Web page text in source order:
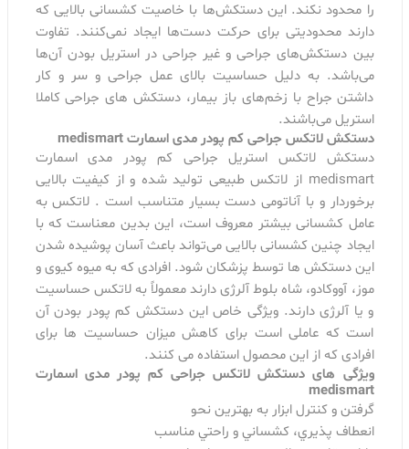
را محدود نکند. این دستکش‌ها با خاصیت کشسانی بالایی که
دارند محدودیتی برای حرکت دست‌ها ایجاد نمی‌کنند. تفاوت
بین دستکش‌های جراحی و غیر جراحی در استریل بودن آن‌ها
می‌باشد. به دلیل حساسیت بالای عمل جراحی و سر و کار
داشتن جراح با زخم‌های باز بیمار، دستکش های جراحی کاملا
استریل می‌باشند.
دستکش لاتکس جراحی کم پودر مدی اسمارت medismart
دستکش لاتکس استریل جراحی کم پودر مدی اسمارت
medismart از لاتکس طبیعی تولید شده و از کیفیت بالایی
برخوردار و با آناتومی دست بسیار متناسب است . لاتکس به
عامل کشسانی بیشتر معروف است، این بدین معناست که با
ایجاد چنین کشسانی بالایی می‌تواند باعث آسان پوشیده شدن
این دستکش ها توسط پزشکان شود. افرادی که به میوه کیوی و
موز، آووکادو، شاه بلوط آلرژی دارند معمولاً به لاتکس حساسیت
و یا آلرژی دارند. ویژگی خاص این دستکش کم پودر بودن آن
است که عاملی است برای کاهش میزان حساسیت ها برای
افرادی که از این محصول استفاده می کنند.
ویژگی های دستکش لاتکس جراحی کم پودر مدی اسمارت
medismart
گرفتن و كنترل ابزار به بهترين نحو
انعطاف پذيري، كشساني و راحتي مناسب